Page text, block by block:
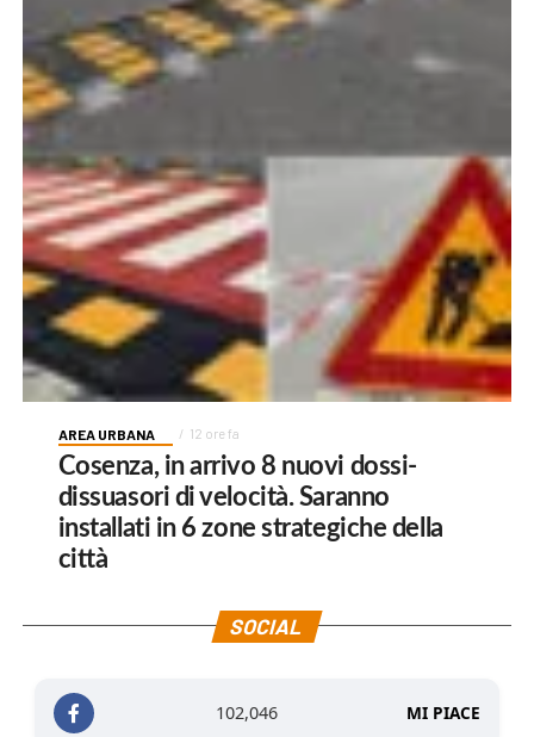
AREA URBANA 12 ore fa
Cosenza, in arrivo 8 nuovi dossi-
dissuasori di velocità. Saranno
installati in 6 zone strategiche della
città
SOCIAL
102,046 MI PIACE